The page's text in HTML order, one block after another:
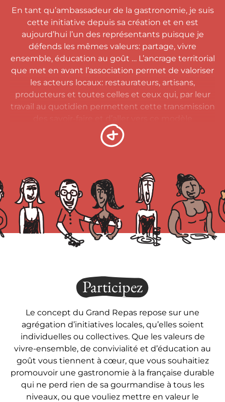
En tant qu’ambassadeur de la gastronomie, je suis
cette initiative depuis sa création et en est
aujourd’hui l’un des représentants puisque je
défends les mêmes valeurs: partage, vivre
ensemble, éducation au goût … L’ancrage territorial
que met en avant l’association permet de valoriser
les acteurs locaux: restaurateurs, artisans,
producteurs et toutes celles et ceux qui, par leur
travail au quotidien permettent cette transmission
des savoir-faire et d’aller vers ce modèle
alimentaire français que l’on souhaite conserver, à
savoir une alimentation plus engagée, en termes
Notre rêve serait que toutes nos régions, tous nos
départements, toutes nos communes participent
au Grand Repas pour que chacun des citoyens
puisse bénéficier de ce moment de partage.
Participez
Le concept du Grand Repas repose sur une
agrégation d’initiatives locales, qu’elles soient
individuelles ou collectives. Que les valeurs de
vivre-ensemble, de convivialité et d’éducation au
goût vous tiennent à cœur, que vous souhaitiez
promouvoir une gastronomie à la française durable
qui ne perd rien de sa gourmandise à tous les
niveaux, ou que vouliez mettre en valeur le